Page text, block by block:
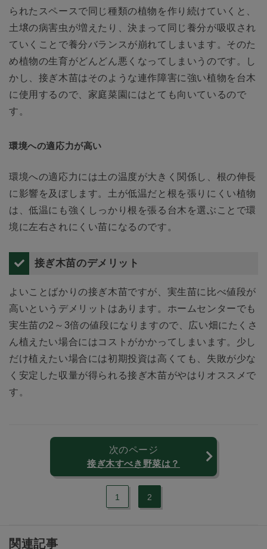
られたスペースで同じ種類の植物を作り続けていくと、
土壌の病害虫が増えたり、決まって同じ養分が吸収され
ていくことで養分バランスが崩れてしまいます。そのた
め植物の生育がどんどん悪くなってしまいうのです。し
かし、接ぎ木苗はそのような連作障害に強い植物を台木
に使用するので、家庭菜園にはとても向いているので
す。
環境への適応力が高い
環境への適応力には土の温度が大きく関係し、根の伸長
に影響を及ぼします。土が低温だと根を張りにくい植物
は、低温にも強くしっかり根を張る台木を選ぶことで環
境に左右されにくい苗になるのです。
接ぎ木苗のデメリット
よいことばかりの接ぎ木苗ですが、実生苗に比べ値段が
高いというデメリットはあります。ホームセンターでも
実生苗の2～3倍の値段になりますので、広い畑にたくさ
ん植えたい場合にはコストがかかってしまいます。少し
だけ植えたい場合には初期投資は高くても、失敗が少な
く安定した収量が得られる接ぎ木苗がやはりオススメで
す。
次のページ
接ぎ木すべき野菜は？
1 2
関連記事